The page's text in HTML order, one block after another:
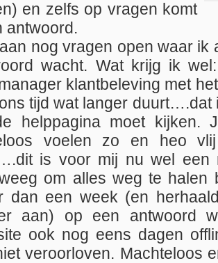
en zelfs op vragen komt
antwoord.
nog vragen open waar ik
wacht. Wat krijg ik
klantbeleving met
tijd wat langer duurt….dat
helppagina moet kijken.
voelen zo en heo
is voor mij nu wel een
om alles weg te halen
dan een week (en
aan) op een antwoord
ook nog eens dagen
veroorloven. Machteloos